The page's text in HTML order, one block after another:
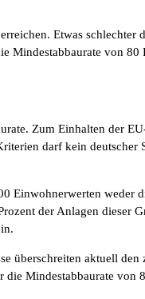
Etwas schlechter
von 80
Zum Einhalten der
darf kein deutscher
Einwohnerwerten weder
der Anlagen dieser
überschreiten aktuell
Mindestabbaurate von